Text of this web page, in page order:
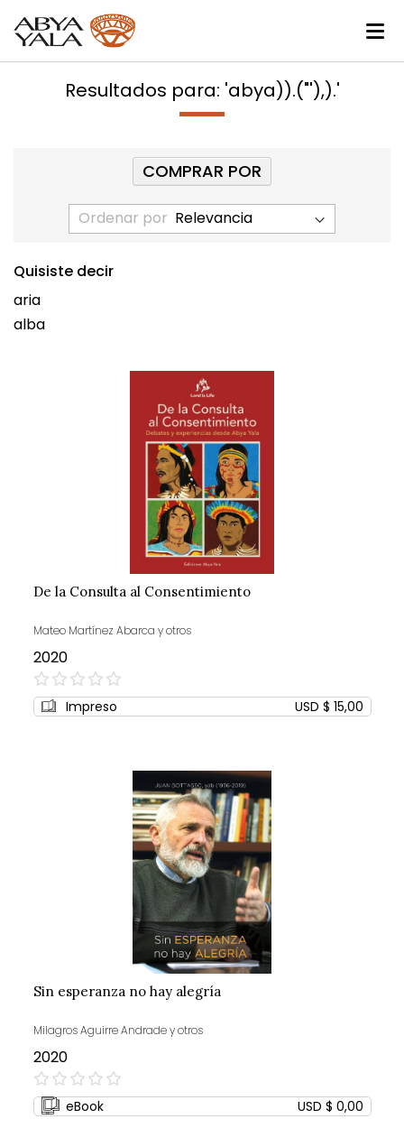
Resultados para: 'abya)).("'),).'
Ordenar por
Quisiste decir
aria
alba
De la Consulta al Consentimiento
Mateo Martínez Abarca y otros
2020
0%
Impreso USD $ 15,00
Sin esperanza no hay alegría
Milagros Aguirre Andrade y otros
2020
0%
eBook USD $ 0,00
COMPRAR POR